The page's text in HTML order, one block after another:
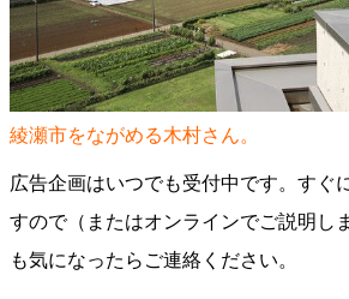
綾瀬市をながめる木村さん。
広告企画はいつでも受付中です。すぐ
すので（またはオンラインでご説明し
も気になったらご連絡ください。